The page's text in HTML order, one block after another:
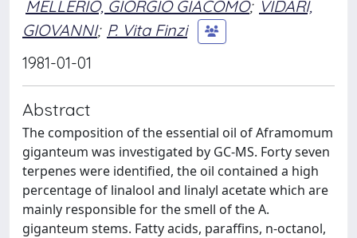
MELLERIO, GIORGIO GIACOMO; VIDARI,
GIOVANNI; P. Vita Finzi
1981-01-01
Abstract
The composition of the essential oil of Aframomum
giganteum was investigated by GC-MS. Forty seven
terpenes were identified, the oil contained a high
percentage of linalool and linalyl acetate which are
mainly responsible for the smell of the A.
giganteum stems. Fatty acids, paraffins, n-octanol,